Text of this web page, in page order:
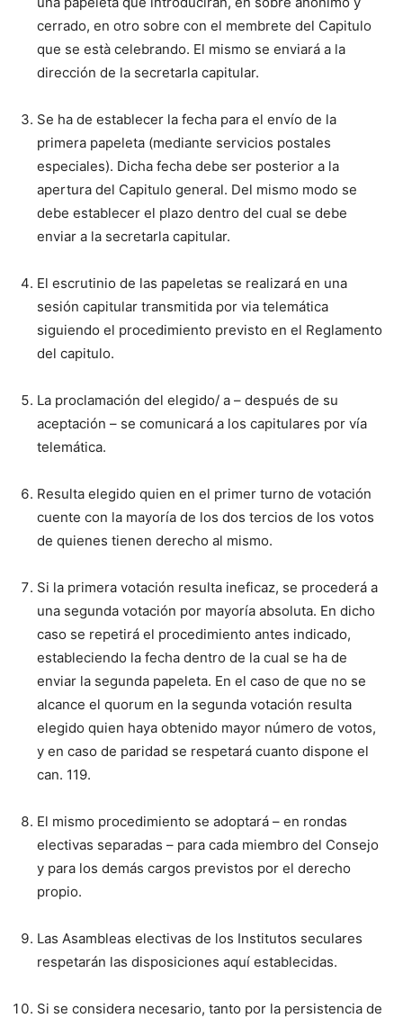
cerrado, en otro sobre con el membrete del Capitulo
que se està celebrando. El mismo se enviará a la
dirección de la secretarla capitular.
Se ha de establecer la fecha para el envío de la
primera papeleta (mediante servicios postales
especiales). Dicha fecha debe ser posterior a la
apertura del Capitulo general. Del mismo modo se
debe establecer el plazo dentro del cual se debe
enviar a la secretarla capitular.
El escrutinio de las papeletas se realizará en una
sesión capitular transmitida por via telemática
siguiendo el procedimiento previsto en el Reglamento
del capitulo.
La proclamación del elegido/ a – después de su
aceptación – se comunicará a los capitulares por vía
telemática.
Resulta elegido quien en el primer turno de votación
cuente con la mayoría de los dos tercios de los votos
de quienes tienen derecho al mismo.
Si la primera votación resulta ineficaz, se procederá a
una segunda votación por mayoría absoluta. En dicho
caso se repetirá el procedimiento antes indicado,
estableciendo la fecha dentro de la cual se ha de
enviar la segunda papeleta. En el caso de que no se
alcance el quorum en la segunda votación resulta
elegido quien haya obtenido mayor número de votos,
y en caso de paridad se respetará cuanto dispone el
can. 119.
El mismo procedimiento se adoptará – en rondas
electivas separadas – para cada miembro del Consejo
y para los demás cargos previstos por el derecho
propio.
Las Asambleas electivas de los Institutos seculares
respetarán las disposiciones aquí establecidas.
Si se considera necesario, tanto por la persistencia de